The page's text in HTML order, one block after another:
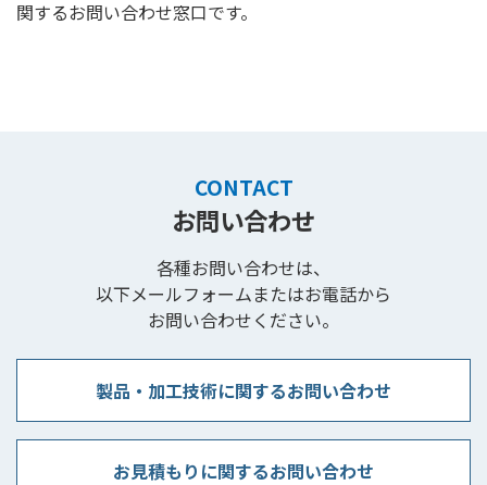
関するお問い合わせ窓口です。
CONTACT
お問い合わせ
各種お問い合わせは、
以下メールフォームまたはお電話から
お問い合わせください。
製品・加工技術に関するお問い合わせ
お見積もりに関するお問い合わせ